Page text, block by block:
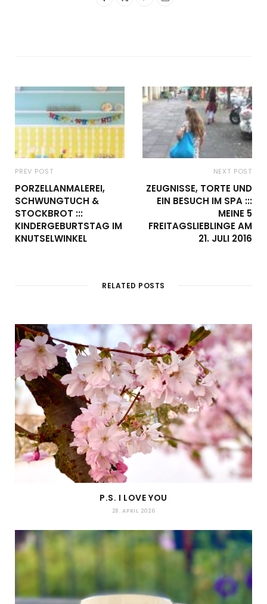
PREV POST
PORZELLANMALEREI,
SCHWUNGTUCH &
STOCKBROT :::
KINDERGEBURTSTAG IM
KNUTSELWINKEL
NEXT POST
ZEUGNISSE, TORTE UND
EIN BESUCH IM SPA :::
MEINE 5
FREITAGSLIEBLINGE AM
21. JULI 2016
RELATED POSTS
P.S. I LOVE YOU
28. APRIL 2026